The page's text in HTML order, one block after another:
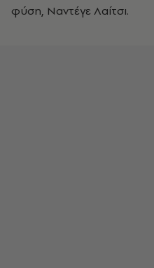
φύση, Ναντέγε Λαίτσι.